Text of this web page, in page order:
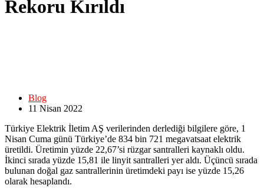
Rekoru Kırıldı
Blog
11 Nisan 2022
Türkiye Elektrik İletim AŞ verilerinden derlediği bilgilere göre, 1
Nisan Cuma günü Türkiye’de 834 bin 721 megavatsaat elektrik
üretildi. Üretimin yüzde 22,67’si rüzgar santralleri kaynaklı oldu.
İkinci sırada yüzde 15,81 ile linyit santralleri yer aldı. Üçüncü sırada
bulunan doğal gaz santrallerinin üretimdeki payı ise yüzde 15,26
olarak hesaplandı.